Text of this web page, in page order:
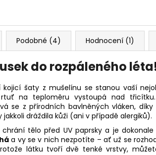
Podobné (4) Hodnocení (1)
do rozpáleného
šaty z mušelínu se stanou vaší
na teploměru vystoupá nad
se z přírodních bavlněných vláken,
dráždila kůži (ani v případě alergiků).
tělo před UV paprsky a je
a vy se v nich nezpotíte –⁠⁠⁠⁠⁠⁠ ať už se
látku tvoří dvě tenké vrstvy,